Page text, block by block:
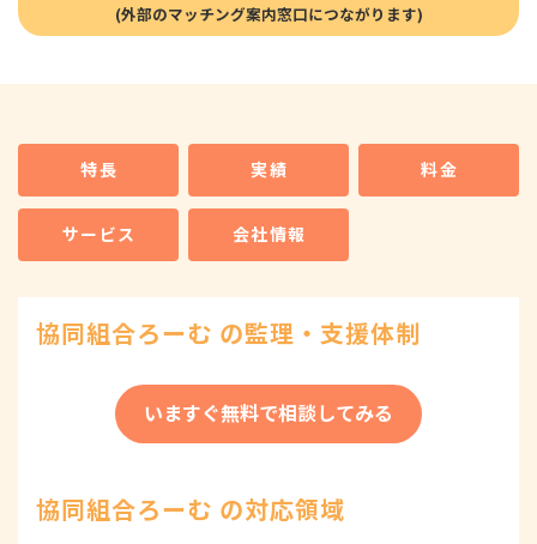
特長 実績 料金
サービス 会社情報
協同組合ろーむ の監理・支援体制
いますぐ無料で相談してみる
協同組合ろーむ の対応領域